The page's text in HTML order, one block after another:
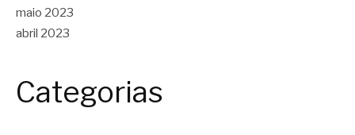
maio 2023
abril 2023
Categorias